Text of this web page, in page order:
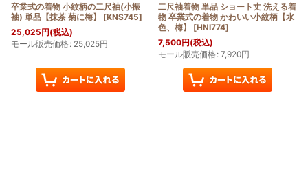
卒業式の着物 小紋柄の二尺袖(小振
袖) 単品【抹茶 菊に梅】
[KNS745]
25,025円(税込)
モール販売価格: 25,025円
二尺袖着物 単品 ショート丈 洗える着
物 卒業式の着物 かわいい小紋柄【水
色、梅】
[HNI774]
7,500円(税込)
モール販売価格: 7,920円